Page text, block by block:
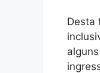
Desta